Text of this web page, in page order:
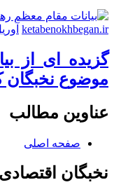
ketabenokhbegan.ir آوریل 21,
گزیده ای از
موضوع نخبگان
عناوین مطالب
صفحه اصلی
نخبگان اقتصادی